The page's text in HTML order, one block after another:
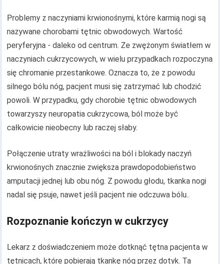
Problemy z naczyniami krwionośnymi, które karmią nogi są
nazywane chorobami tętnic obwodowych. Wartość
peryferyjna - daleko od centrum. Ze zwężonym światłem w
naczyniach cukrzycowych, w wielu przypadkach rozpoczyna
się chromanie przestankowe. Oznacza to, że z powodu
silnego bólu nóg, pacjent musi się zatrzymać lub chodzić
powoli. W przypadku, gdy chorobie tętnic obwodowych
towarzyszy neuropatia cukrzycowa, ból może być
całkowicie nieobecny lub raczej słaby.
Połączenie utraty wrażliwości na ból i blokady naczyń
krwionośnych znacznie zwiększa prawdopodobieństwo
amputacji jednej lub obu nóg. Z powodu głodu, tkanka nogi
nadal się psuje, nawet jeśli pacjent nie odczuwa bólu..
Rozpoznanie kończyn w cukrzycy
Lekarz z doświadczeniem może dotknąć tętna pacjenta w
tętnicach, które pobierają tkankę nóg przez dotyk. Ta